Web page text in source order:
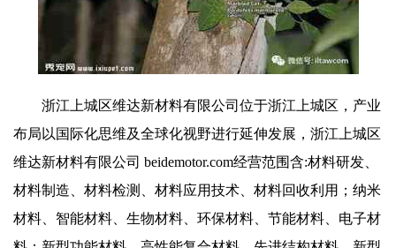
浙江上城区维达新材料有限公司位于浙江上城区，产业
布局以国际化思维及全球化视野进行延伸发展，浙江上城区
维达新材料有限公司 beidemotor.com经营范围含:材料研发、
材料制造、材料检测、材料应用技术、材料回收利用；纳米
材料、智能材料、生物材料、环保材料、节能材料、电子材